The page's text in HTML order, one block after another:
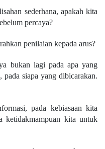
sederhana, apakah kita
percaya?
penilaian kepada arus?
bukan lagi pada apa yang
siapa yang dibicarakan.
pada kebiasaan kita
ketidakmampuan kita untuk